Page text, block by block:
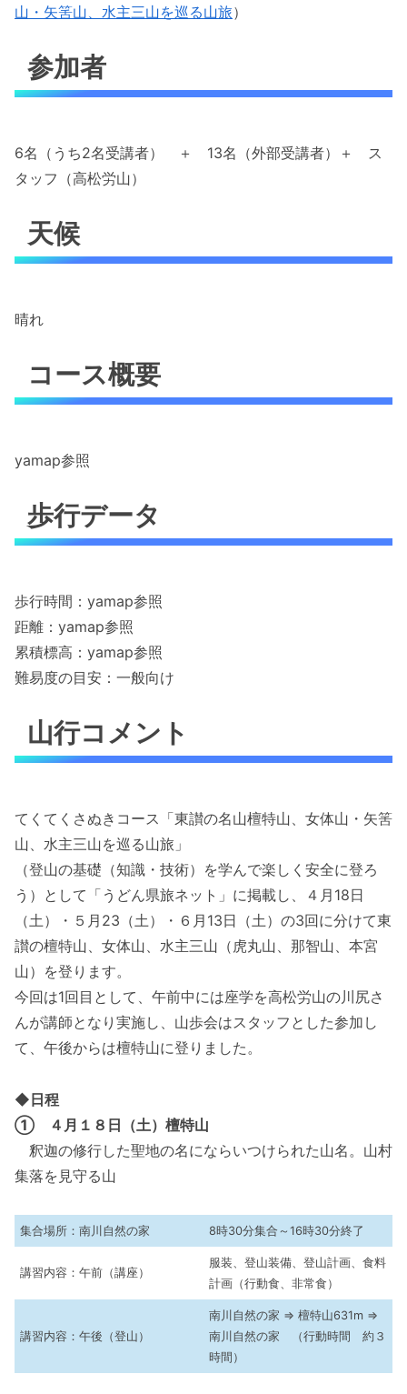
山・矢筈山、水主三山を巡る山旅）
参加者
6名（うち2名受講者） ＋ 13名（外部受講者）＋ ス
タッフ（高松労山）
天候
晴れ
コース概要
yamap参照
歩行データ
歩行時間：yamap参照
距離：yamap参照
累積標高：yamap参照
難易度の目安：一般向け
山行コメント
てくてくさぬきコース「東讃の名山檀特山、女体山・矢筈
山、水主三山を巡る山旅」
（登山の基礎（知識・技術）を学んで楽しく安全に登ろ
う）として「うどん県旅ネット」に掲載し、４月18日
（土）・５月23（土）・６月13日（土）の3回に分けて東
讃の檀特山、女体山、水主三山（虎丸山、那智山、本宮
山）を登ります。
今回は1回目として、午前中には座学を高松労山の川尻さ
んが講師となり実施し、山歩会はスタッフとした参加し
て、午後からは檀特山に登りました。
◆日程
① ４月１８日（土）檀特山
釈迦の修行した聖地の名にならいつけられた山名。山村
集落を見守る山
集合場所：南川自然の家 8時30分集合～16時30分終了
講習内容：午前（講座）
服装、登山装備、登山計画、食料
計画（行動食、非常食）
講習内容：午後（登山）
南川自然の家 ⇒ 檀特山631m ⇒
南川自然の家 （行動時間 約３
時間）